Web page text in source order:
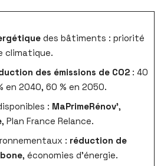
des bâtiments : priorité
climatique.
des émissions de CO2: 40
en 2040, 60 % en 2050.
: MaPrimeRénov’,
, Plan France Relance.
: réduction de
, économies d’énergie.